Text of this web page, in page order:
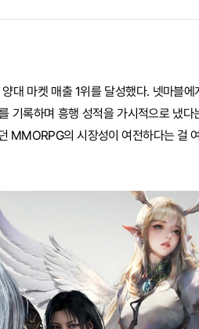
대 마켓 매출 1위를 달성했다. 넷마블에
기록하며 흥행 성적을 가시적으로 냈다
MMORPG의 시장성이 여전하다는 걸